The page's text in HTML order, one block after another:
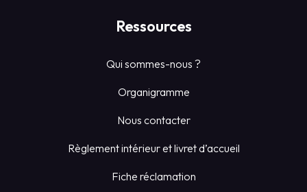
Ressources
Qui sommes-nous ?
Organigramme
Nous contacter
Règlement intérieur et livret d’accueil
Fiche réclamation